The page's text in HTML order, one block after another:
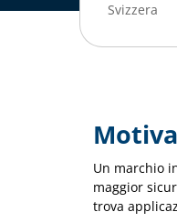
Svizzera
Un marchio
maggior
trova